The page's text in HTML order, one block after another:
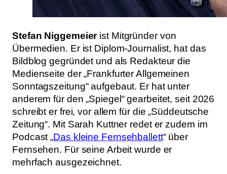
Stefan Niggemeierist Mitgründer von
Übermedien. Er ist Diplom-Journalist, hat das
Bildblog gegründet und als Redakteur die
Medienseite der „Frankfurter Allgemeinen
Sonntagszeitung“ aufgebaut. Er hat unter
anderem für den „Spiegel“ gearbeitet, seit 2026
schreibt er frei, vor allem für die „Süddeutsche
Zeitung“. Mit Sarah Kuttner redet er zudem im
Podcast „Das kleine Fernsehballett“ über
Fernsehen. Für seine Arbeit wurde er
mehrfach ausgezeichnet.